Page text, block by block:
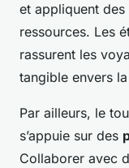
et appliquent
ressources. Les
rassurent les
tangible envers
Par ailleurs, le
s’appuie sur des
Collaborer avec